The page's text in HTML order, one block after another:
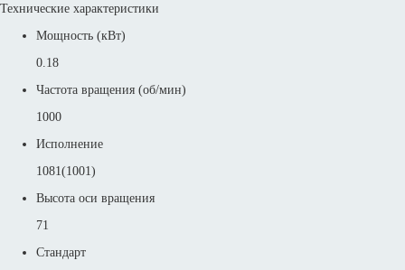
Технические характеристики
Мощность (кВт)
0.18
Частота вращения (об/мин)
1000
Исполнение
1081(1001)
Высота оси вращения
71
Стандарт